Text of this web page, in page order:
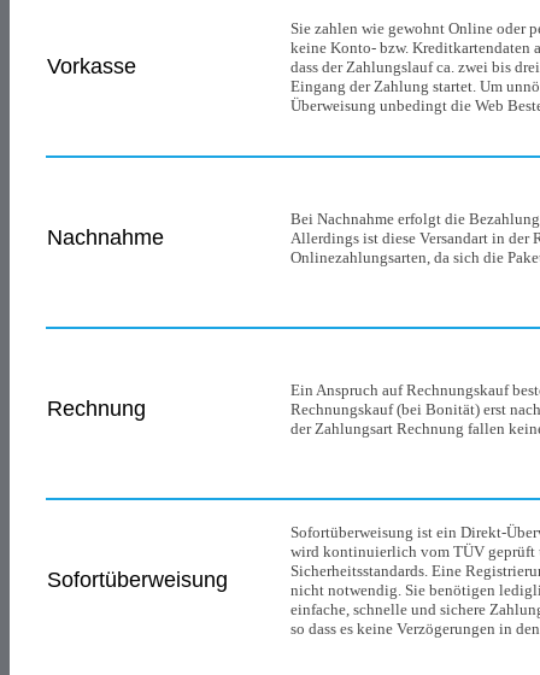
Vorkasse
Sie zahlen wie gewohnt Online oder
keine Konto- bzw. Kreditkartendaten
dass der Zahlungslauf ca. zwei bis
Eingang der Zahlung startet. Um
Überweisung unbedingt die Web
Nachnahme
Bei Nachnahme erfolgt die Bezahlung
Allerdings ist diese Versandart in der
Onlinezahlungsarten, da sich die
Rechnung
Ein Anspruch auf Rechnungskauf
Rechnungskauf (bei Bonität) erst
der Zahlungsart Rechnung fallen
Sofortüberweisung
Sofortüberweisung ist ein Direkt-
wird kontinuierlich vom TÜV geprüft
Sicherheitsstandards. Eine
nicht notwendig. Sie benötigen
einfache, schnelle und sichere
so dass es keine Verzögerungen in